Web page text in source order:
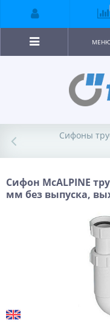
Сифоны
Сифон McALPINE
мм без выпуска,